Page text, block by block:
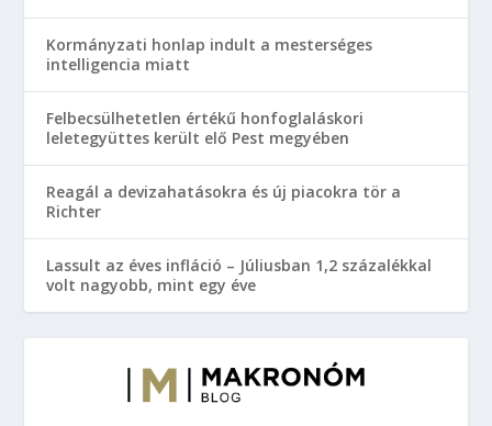
Kormányzati honlap indult a mesterséges
intelligencia miatt
Felbecsülhetetlen értékű honfoglaláskori
leletegyüttes került elő Pest megyében
Reagál a devizahatásokra és új piacokra tör a
Richter
Lassult az éves infláció – Júliusban 1,2 százalékkal
volt nagyobb, mint egy éve